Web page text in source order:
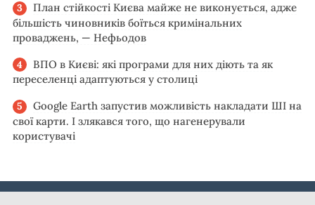
План стійкості Києва майже не виконується, адже
більшість чиновників боїться кримінальних
проваджень, — Нефьодов
ВПО в Києві: які програми для них діють та як
переселенці адаптуються у столиці
Google Earth запустив можливість накладати ШІ на
свої карти. І злякався того, що нагенерували
користувачі